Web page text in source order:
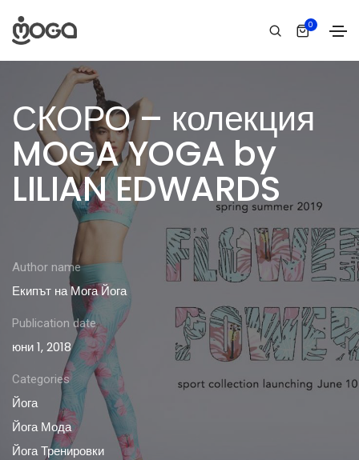
0
СКОРО – колекция
MOGA YOGA by
LILIAN EDWARDS
Author name
Екипът на Мога Йога
Publication date
юни 1, 2018
Categories
Йога
Йога Мода
Йога Тренировки